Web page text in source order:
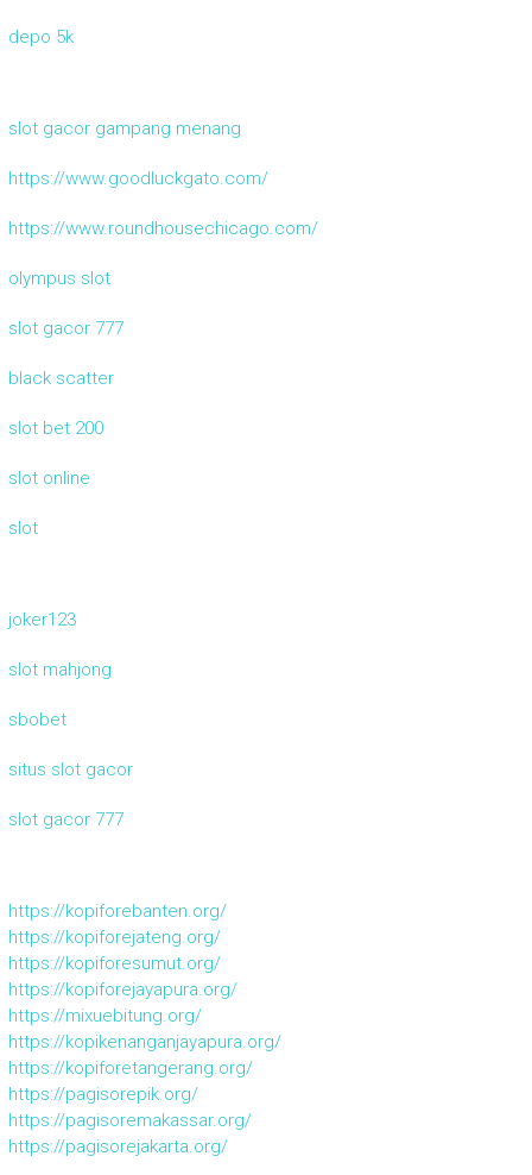
depo 5k
slot gacor gampang menang
https://www.goodluckgato.com/
https://www.roundhousechicago.com/
olympus slot
slot gacor 777
black scatter
slot bet 200
slot online
slot
joker123
slot mahjong
sbobet
situs slot gacor
slot gacor 777
https://kopiforebanten.org/
https://kopiforejateng.org/
https://kopiforesumut.org/
https://kopiforejayapura.org/
https://mixuebitung.org/
https://kopikenanganjayapura.org/
https://kopiforetangerang.org/
https://pagisorepik.org/
https://pagisoremakassar.org/
https://pagisorejakarta.org/